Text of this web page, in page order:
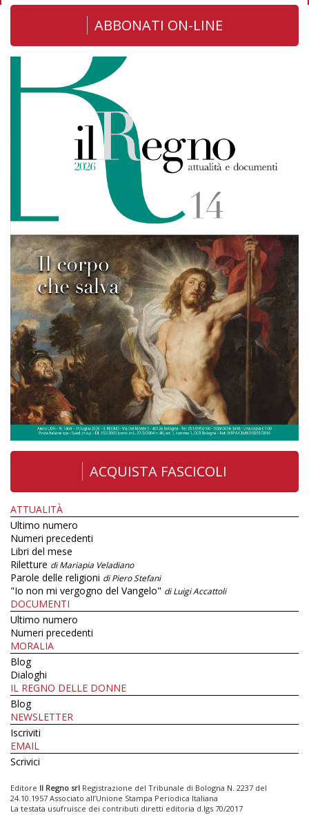
ABBONATI ON-LINE
ACQUISTA FASCICOLI
ATTUALITÀ
Ultimo numero
Numeri precedenti
Libri del mese
Riletture di Mariapia Veladiano
Parole delle religioni di Piero Stefani
"Io non mi vergogno del Vangelo" di Luigi Accattoli
DOCUMENTI
Ultimo numero
Numeri precedenti
MORALIA
Blog
Dialoghi
IL REGNO DELLE DONNE
Blog
NEWSLETTER
Iscriviti
EMAIL
Scrivici
Editore Il Regno srl Registrazione del Tribunale di Bologna N. 2237 del
24.10.1957 Associato all’Unione Stampa Periodica Italiana
La testata usufruisce dei contributi diretti editoria d.lgs 70/2017